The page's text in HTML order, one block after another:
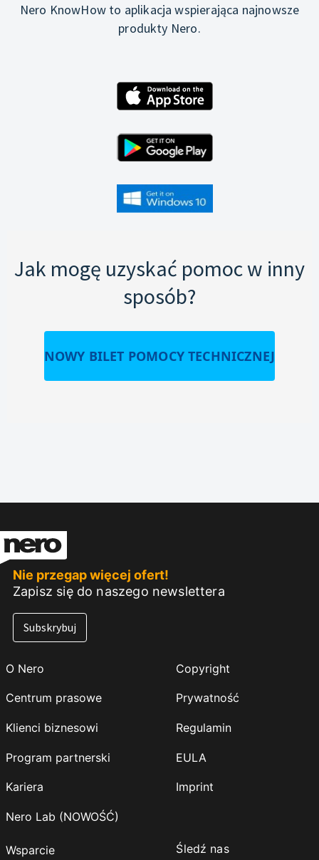
Nero KnowHow to aplikacja wspierająca najnowsze
produkty Nero.
Jak mogę uzyskać pomoc w inny
sposób?
NOWY BILET POMOCY TECHNICZNEJ
Nie przegap więcej ofert!
Zapisz się do naszego newslettera
Subskrybuj
O Nero
Centrum prasowe
Klienci biznesowi
Program partnerski
Kariera
Nero Lab (NOWOŚĆ)
Copyright
Prywatność
Regulamin
EULA
Imprint
Wsparcie Śledź nas